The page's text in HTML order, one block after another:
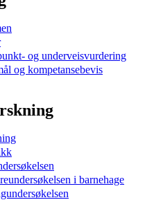
og underveisvurdering
og kompetansebevis
i barnehage